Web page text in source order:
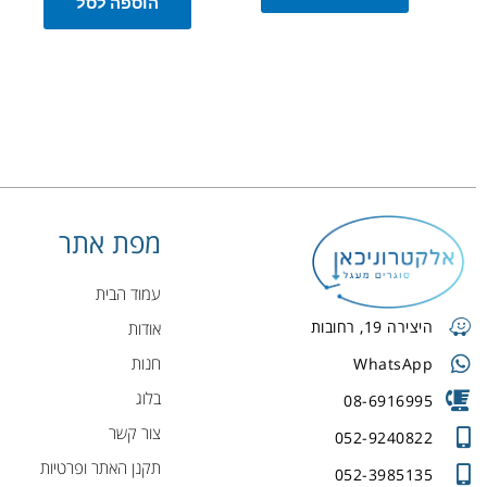
היצירה 19, רחובות
WhatsApp
08-6916995
052-9240822
052-3985135
מפת אתר
עמוד הבית
אודות
חנות
בלוג
צור קשר
תקנן האתר ופרטיות